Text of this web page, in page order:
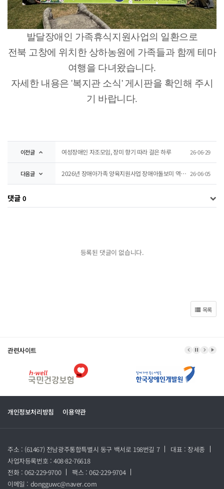
발달장애인 가족휴식지원사업의 일환으로
전북 고창에 위치한 상하농원에 가족들과 함께 테마
여행을 다녀왔습니다.
자세한 내용은 '복지관 소식' 게시판을 확인해 주시
기 바랍니다.
이전글 여성장애인 자조모임, 장미 향기 따라 걸은 하루 26-06-29
다음글 2026년 장애아가족 양육지원사업 장애아돌보미 역량강화교육 진행 26-06-05
댓글 0
등록된 댓글이 없습니다.
목록
관련사이트 이전 배너
배너 정지
다음배
개인정보처리방침 이용약관
주소 : (61467) 전남광주통합특별시 동구 백서로 198번길 7
대표 : 장세종
사업자등록번호 : 408-82-76618
전화 : 062-229-9700
팩스 : 062-229-9704
이메일 : dongguwc@naver.com